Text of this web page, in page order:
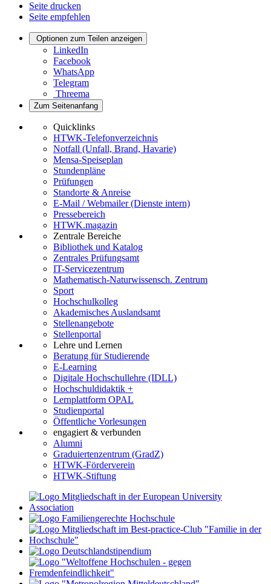
Seite drucken
Seite empfehlen
Optionen zum Teilen anzeigen
LinkedIn
Facebook
WhatsApp
Telegram
Threema
Zum Seitenanfang
Quicklinks
HTWK-Telefonverzeichnis
Notfall (Unfall, Brand, Havarie)
Mensa-Speiseplan
Stundenpläne
Prüfungen
Standorte & Anreise
E-Mail / Webmailer (Dienste intern)
Pressebereich
HTWK.magazin
Zentrale Bereiche
Bibliothek und Katalog
Zentrales Prüfungsamt
IT-Servicezentrum
Mathematisch-Naturwissensch. Zentrum
Sport
Hochschulkolleg
Akademisches Auslandsamt
Stellenangebote
Stellenportal
Lehre und Lernen
Beratung für Studierende
E-Learning
Digitale Hochschullehre (IDLL)
Hochschuldidaktik +
Lernplattform OPAL
Studienportal
Öffentliche Vorlesungen
engagiert & verbunden
Alumni
Graduiertenzentrum (GradZ)
HTWK-Förderverein
HTWK-Stiftung